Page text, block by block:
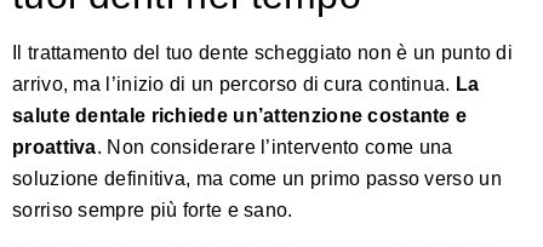
Il trattamento del tuo dente scheggiato non è un punto di
arrivo, ma l’inizio di un percorso di cura continua. La
salute dentale richiede un’attenzione costante e
proattiva. Non considerare l’intervento come una
soluzione definitiva, ma come un primo passo verso un
sorriso sempre più forte e sano.